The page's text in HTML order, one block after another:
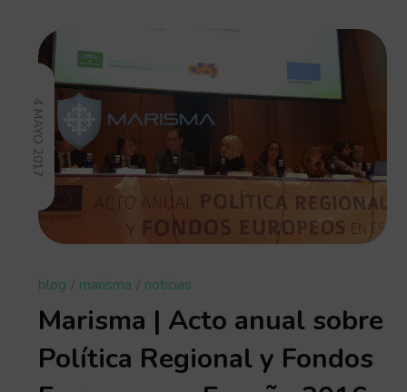
4 MAYO 2017
blog marisma noticias
Marisma | Acto anual sobre
Política Regional y Fondos